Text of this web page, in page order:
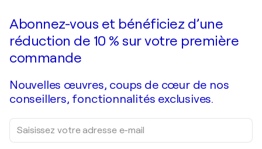
Abonnez-vous et bénéficiez d’une
réduction de 10 % sur votre première
commande
Nouvelles œuvres, coups de cœur de nos
conseillers, fonctionnalités exclusives.